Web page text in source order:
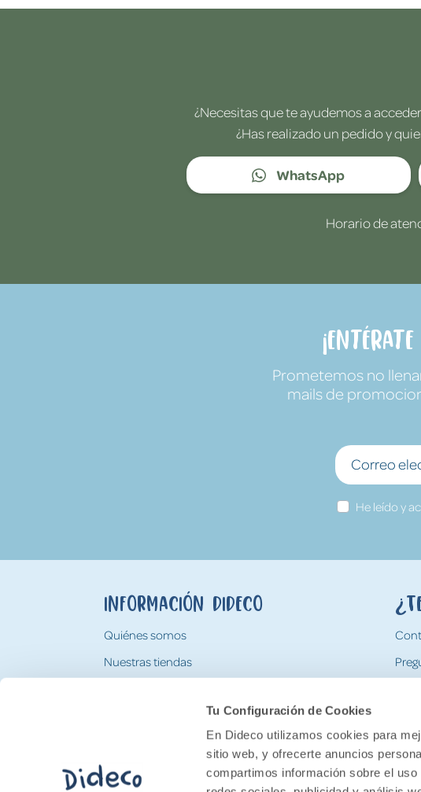
Tu Configuración de Cookies
En Dideco utilizamos cookies para
sitio web, y ofrecerte anuncios
compartimos información sobre el
¿Necesitas que te ayudemos a
¿Has realizado un pedido y
WhatsApp
Horario de
Prometemos no
mails de
He leído y
Información Dideco
Quiénes somos
Nuestras tiendas
Tarjeta Regalo Dideco